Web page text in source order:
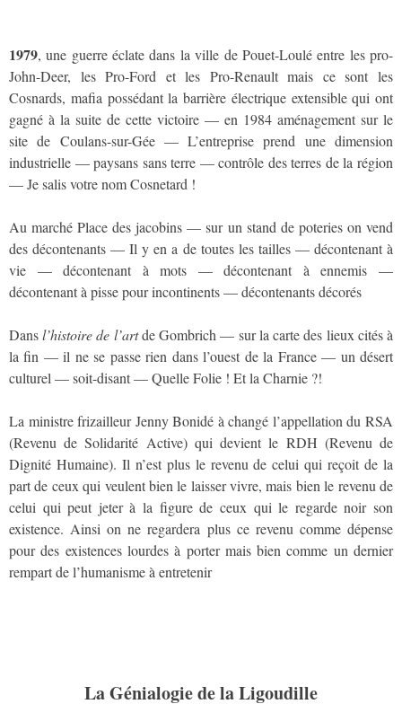
1979, une guerre éclate dans la ville de Pouet-Loulé entre les pro-
John-Deer, les Pro-Ford et les Pro-Renault mais ce sont les
Cosnards, mafia possédant la barrière électrique extensible qui ont
gagné à la suite de cette victoire — en 1984 aménagement sur le
site de Coulans-sur-Gée — L’entreprise prend une dimension
industrielle — paysans sans terre — contrôle des terres de la région
— Je salis votre nom Cosnetard !
Au marché Place des jacobins — sur un stand de poteries on vend
des décontenants — Il y en a de toutes les tailles — décontenant à
vie — décontenant à mots — décontenant à ennemis —
décontenant à pisse pour incontinents — décontenants décorés
Dansl’histoire de l’artde Gombrich — sur la carte des lieux cités à
la fin — il ne se passe rien dans l’ouest de la France — un désert
culturel — soit-disant — Quelle Folie ! Et la Charnie ?!
La ministre frizailleur Jenny Bonidé à changé l’appellation du RSA
(Revenu de Solidarité Active) qui devient le RDH (Revenu de
Dignité Humaine). Il n’est plus le revenu de celui qui reçoit de la
part de ceux qui veulent bien le laisser vivre, mais bien le revenu de
celui qui peut jeter à la figure de ceux qui le regarde noir son
existence. Ainsi on ne regardera plus ce revenu comme dépense
pour des existences lourdes à porter mais bien comme un dernier
rempart de l’humanisme à entretenir
La Génialogie de la Ligoudille